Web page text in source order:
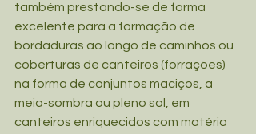
também prestando-se de forma
excelente para a formação de
bordaduras ao longo de caminhos ou
coberturas de canteiros (forrações)
na forma de conjuntos maciços, a
meia-sombra ou pleno sol, em
canteiros enriquecidos com matéria